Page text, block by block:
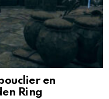
en
Ring